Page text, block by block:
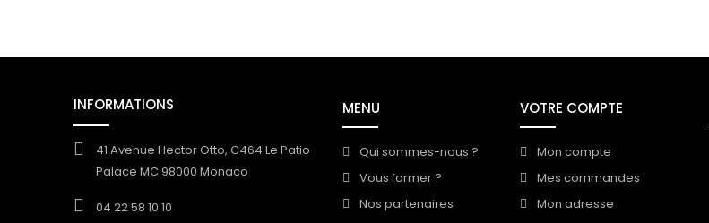
INFORMATIONS
41 Avenue Hector Otto, C464 Le Patio
Palace MC 98000 Monaco
04 22 58 10 10
MENU
Qui sommes-nous ?
Vous former ?
Nos partenaires
VOTRE COMPTE
Mon compte
Mes commandes
Mon adresse